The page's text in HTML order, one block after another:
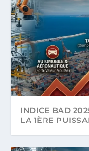
INDICE BAD
LA 1ÈRE